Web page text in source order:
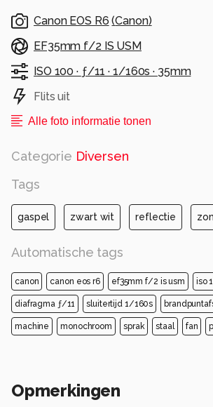
Canon EOS R6 (Canon)
EF35mm f/2 IS USM
ISO 100 · ƒ/11 · 1/160s · 35mm
Flits uit
Alle foto informatie tonen
Categorie Diversen
Tags
gaspel zwart wit reflectie
Automatische tags
canon canon eos r6 ef35mm f/2 is usm iso
diafragma ƒ/11 sluitertijd 1/160s
machine monochroom sprak staal fan
Opmerkingen